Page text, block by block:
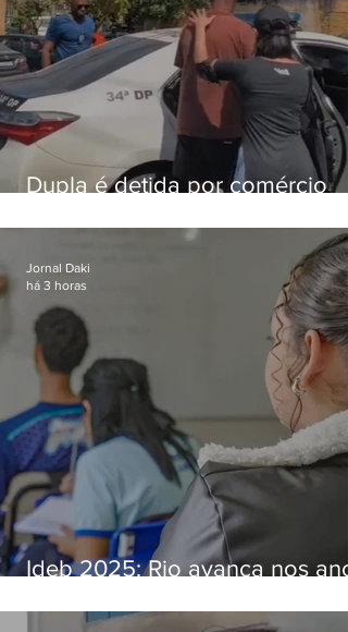
Dupla é detida por comércio
Bangu
Ideb 2025: Rio avança nos
nacional
Jornal Daki
há 3 horas